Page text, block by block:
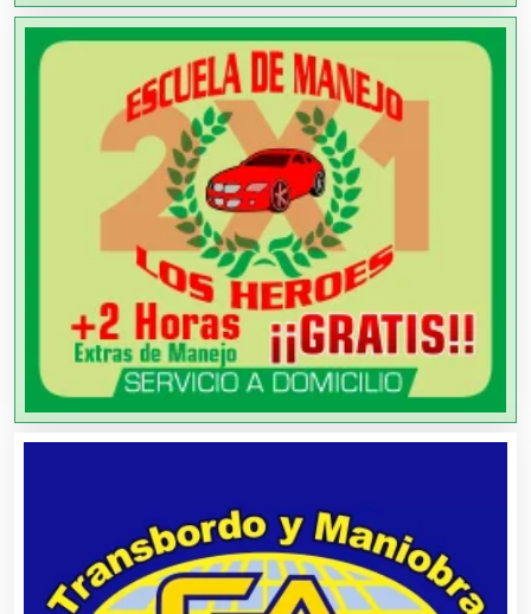
Artículos Deportivos
Artículos Importados
Artículos para el Hogar
Artículos para Regalos
Artículos Personales
Artículos Publicitarios
Asesores Técnicos